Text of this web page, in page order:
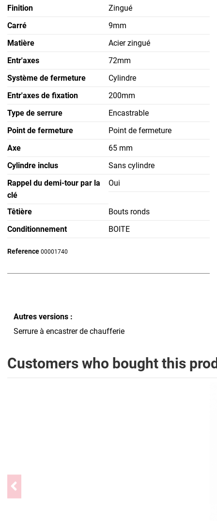
Finition
Zingué
Carré
9mm
Matière
Acier zingué
Entr'axes
72mm
Système de fermeture
Cylindre
Entr'axes de fixation
200mm
Type de serrure
Encastrable
Point de fermeture
Point de fermeture
Axe
65 mm
Cylindre inclus
Sans cylindre
Rappel du demi-tour par la
clé
Oui
Têtière
Bouts ronds
Conditionnement
BOITE
Reference 00001740
Autres versions :
Serrure à encastrer de chaufferie
Customers who bought this